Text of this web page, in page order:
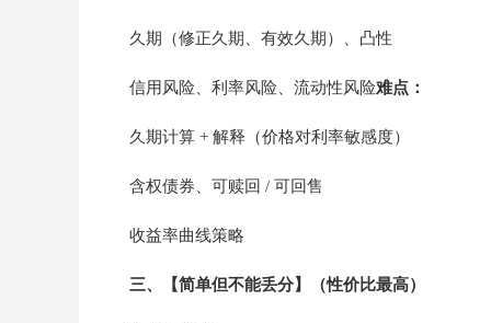
久期（修正久期、有效久期）、凸性
信用风险、利率风险、流动性风险难点：
久期计算 + 解释（价格对利率敏感度）
含权债券、可赎回 / 可回售
收益率曲线策略
三、【简单但不能丢分】（性价比最高）